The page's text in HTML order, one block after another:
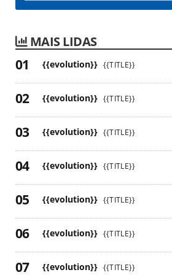
MAIS LIDAS
{{evolution}} {{TITLE}}
{{evolution}} {{TITLE}}
{{evolution}} {{TITLE}}
{{evolution}} {{TITLE}}
{{evolution}} {{TITLE}}
{{evolution}} {{TITLE}}
{{evolution}} {{TITLE}}